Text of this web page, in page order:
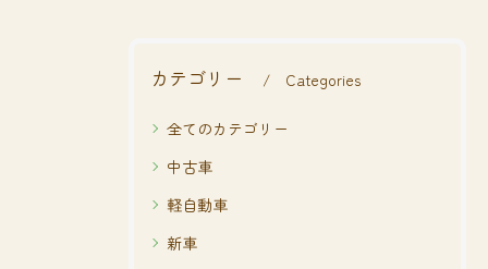
カテゴリー Categories
全てのカテゴリー
中古車
軽自動車
新車